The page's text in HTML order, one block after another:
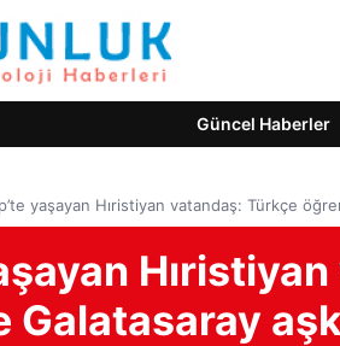
Güncel Haberler
yaşayan Hıristiyan vatandaş: Türkçe
Galatasaray